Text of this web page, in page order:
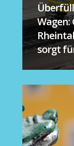
Wagen:
sorgt